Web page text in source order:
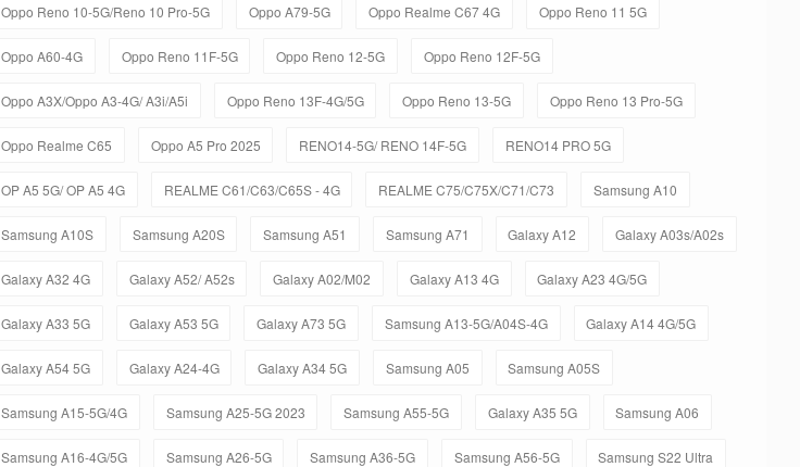
Oppo Reno 10-5G/Reno 10 Pro-5G Oppo A79-5G Oppo Realme C67 4G Oppo Reno 11 5G
Oppo A60-4G Oppo Reno 11F-5G Oppo Reno 12-5G Oppo Reno 12F-5G
Oppo A3X/Oppo A3-4G/ A3i/A5i Oppo Reno 13F-4G/5G Oppo Reno 13-5G Oppo Reno 13 Pro-5G
Oppo Realme C65 Oppo A5 Pro 2025 RENO14-5G/ RENO 14F-5G RENO14 PRO 5G
OP A5 5G/ OP A5 4G REALME C61/C63/C65S - 4G REALME C75/C75X/C71/C73 Samsung A10
Samsung A10S Samsung A20S Samsung A51 Samsung A71 Galaxy A12 Galaxy A03s/A02s
Galaxy A32 4G Galaxy A52/ A52s Galaxy A02/M02 Galaxy A13 4G Galaxy A23 4G/5G
Galaxy A33 5G Galaxy A53 5G Galaxy A73 5G Samsung A13-5G/A04S-4G Galaxy A14 4G/5G
Galaxy A54 5G Galaxy A24-4G Galaxy A34 5G Samsung A05 Samsung A05S
Samsung A15-5G/4G Samsung A25-5G 2023 Samsung A55-5G Galaxy A35 5G Samsung A06
Samsung A16-4G/5G Samsung A26-5G Samsung A36-5G Samsung A56-5G Samsung S22 Ultra